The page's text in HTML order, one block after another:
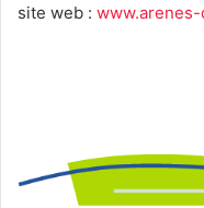
site web :